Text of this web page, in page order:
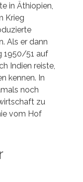
in Äthiopien,
Krieg
Als er dann
1950/51 auf
Indien reiste,
kennen. In
noch
zu
vom Hof